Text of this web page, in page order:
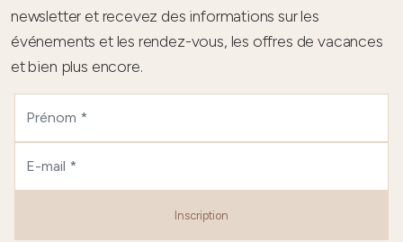
newsletter et recevez des informations sur les
événements et les rendez-vous, les offres de vacances
et bien plus encore.
Inscription